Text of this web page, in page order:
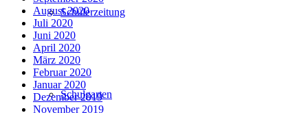
Schülerzeitung
Schulgarten
August 2020
Juli 2020
Juni 2020
April 2020
März 2020
Februar 2020
Januar 2020
Dezember 2019
November 2019